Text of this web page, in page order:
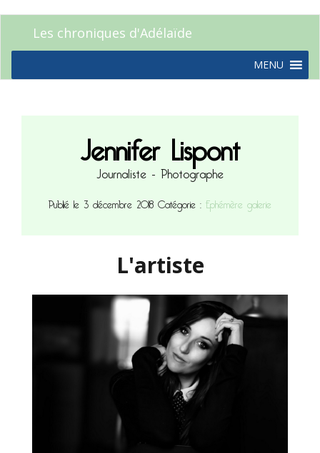
Les chroniques d'Adélaïde
MENU
Jennifer Lispont
Journaliste - Photographe
Publié le 3 décembre 2018Catégorie :Ephémère galerie
L'artiste